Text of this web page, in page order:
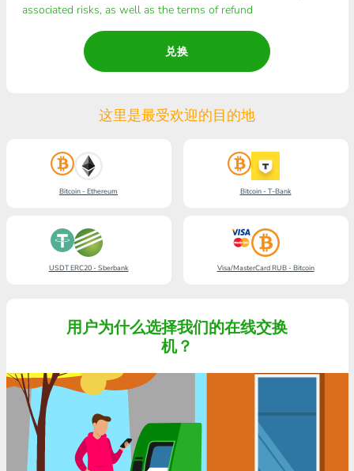
associated risks, as well as the terms of refund
兑换
这里是最受欢迎的目的地
Bitcoin - Ethereum Bitcoin - T-Bank
USDT ERC20 - Sberbank Visa/MasterCard RUB - Bitcoin
用户为什么选择我们的在线交换
机？